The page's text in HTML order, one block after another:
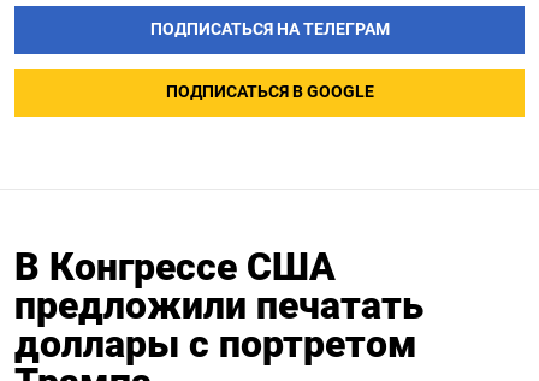
ПОДПИСАТЬСЯ НА ТЕЛЕГРАМ
ПОДПИСАТЬСЯ В GOOGLE
В Конгрессе США
предложили печатать
доллары с портретом